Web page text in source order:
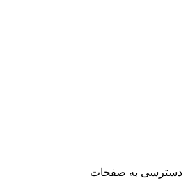
دسترسی به صفحات